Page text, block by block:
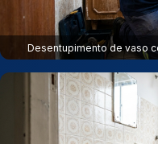
Desentupimento de vaso